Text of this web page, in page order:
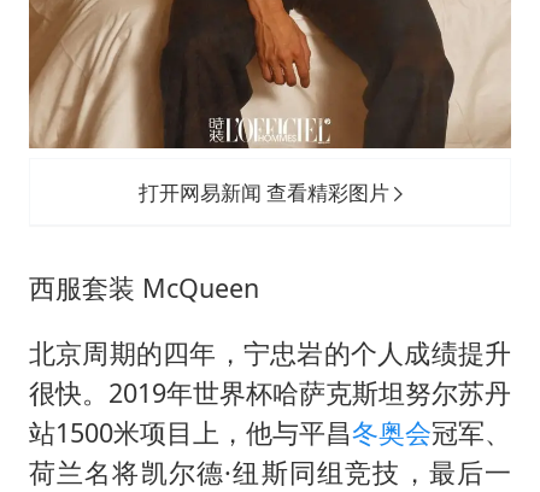
打开网易新闻 查看精彩图片
西服套装 McQueen
北京周期的四年，宁忠岩的个人成绩提升
很快。2019年世界杯哈萨克斯坦努尔苏丹
站1500米项目上，他与平昌冬奥会冠军、
荷兰名将凯尔德·纽斯同组竞技，最后一